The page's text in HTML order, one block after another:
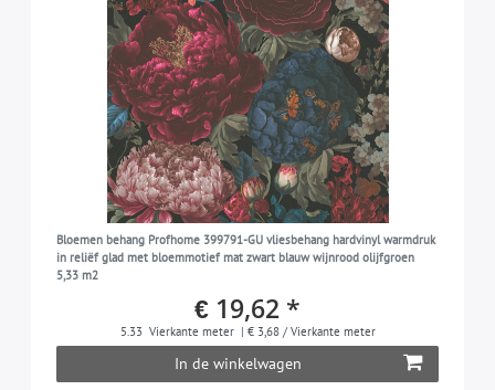
Bloemen behang Profhome 399791-GU vliesbehang hardvinyl warmdruk
in reliëf glad met bloemmotief mat zwart blauw wijnrood olijfgroen
5,33 m2
€ 19,62 *
5.33 Vierkante meter | € 3,68 / Vierkante meter
In de winkelwagen